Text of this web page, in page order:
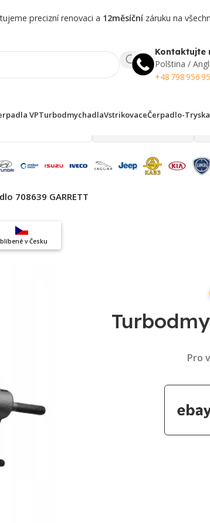
precizní renovaci a 12měsíčnízáruku na
Kontaktujte
Polština /
+48 798 956
VPTurbodmychadlaVstrikovaceČerpadlo-Tryska
708639 GARRETT
v Česku
Pro